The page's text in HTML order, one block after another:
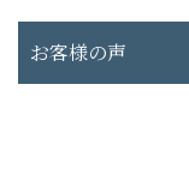
お客様の声